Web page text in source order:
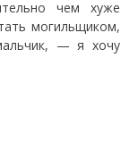
чем хуже
могильщиком,
— я хочу